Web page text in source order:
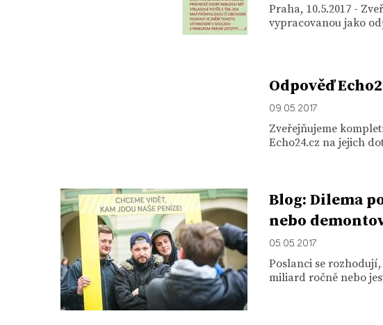
Praha, 10.5.2017 -
vypracovanou jako
Odpověď
09. 05. 2017
Zveřejňujeme
Echo24.cz na jejich
Blog: Dilema
nebo
05. 05. 2017
Poslanci se
miliard ročně nebo